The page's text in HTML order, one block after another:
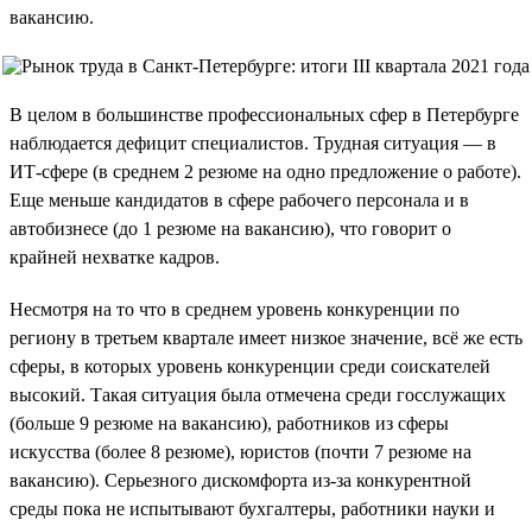
вакансию.
В целом в большинстве профессиональных сфер в Петербурге
наблюдается дефицит специалистов. Трудная ситуация — в
ИТ-сфере (в среднем 2 резюме на одно предложение о работе).
Еще меньше кандидатов в сфере рабочего персонала и в
автобизнесе (до 1 резюме на вакансию), что говорит о
крайней нехватке кадров.
Несмотря на то что в среднем уровень конкуренции по
региону в третьем квартале имеет низкое значение, всё же есть
сферы, в которых уровень конкуренции среди соискателей
высокий. Такая ситуация была отмечена среди госслужащих
(больше 9 резюме на вакансию), работников из сферы
искусства (более 8 резюме), юристов (почти 7 резюме на
вакансию). Серьезного дискомфорта из-за конкурентной
среды пока не испытывают бухгалтеры, работники науки и